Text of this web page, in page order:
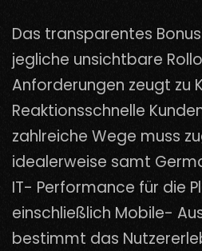
Das transparentes
jegliche unsichtbare
Anforderungen zeugt zu
Reaktionsschnelle
zahlreiche Wege muss
idealerweise samt
IT- Performance für die
einschließlich Mobile-
bestimmt das